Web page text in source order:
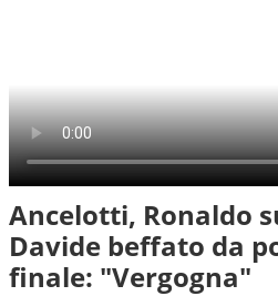
Ancelotti, Ronaldo
Davide beffato da
finale: "Vergogna"